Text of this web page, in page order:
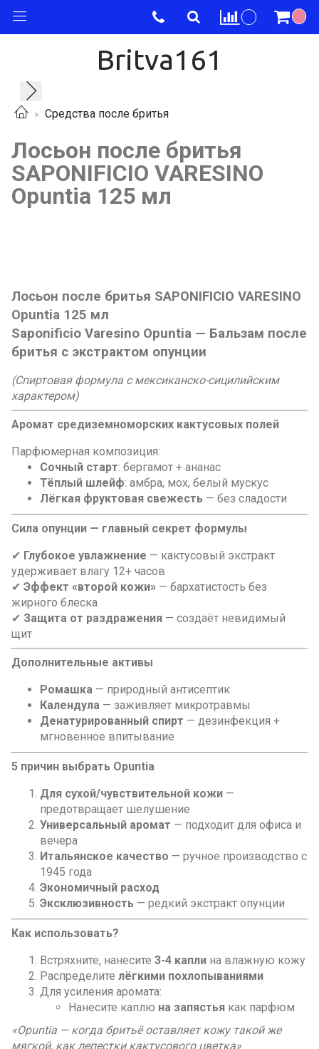
Britva161
Средства после бритья
Лосьон после бритья
SAPONIFICIO VARESINO
Opuntia 125 мл
Лосьон после бритья SAPONIFICIO VARESINO
Opuntia 125 мл
Saponificio Varesino Opuntia — Бальзам после
бритья с экстрактом опунции
(Спиртовая формула с мексиканско-сицилийским
характером)
Аромат средиземноморских кактусовых полей
Парфюмерная композиция:
Сочный старт: бергамот + ананас
Тёплый шлейф: амбра, мох, белый мускус
Лёгкая фруктовая свежесть — без сладости
Сила опунции — главный секрет формулы
✔ Глубокое увлажнение — кактусовый экстракт
удерживает влагу 12+ часов
✔ Эффект «второй кожи» — бархатистость без
жирного блеска
✔ Защита от раздражения — создаёт невидимый
щит
Дополнительные активы
Ромашка — природный антисептик
Календула — заживляет микротравмы
Денатурированный спирт — дезинфекция +
мгновенное впитывание
5 причин выбрать Opuntia
Для сухой/чувствительной кожи —
предотвращает шелушение
Универсальный аромат — подходит для офиса и
вечера
Итальянское качество — ручное производство с
1945 года
Экономичный расход
Эксклюзивность — редкий экстракт опунции
Как использовать?
Встряхните, нанесите 3-4 капли на влажную кожу
Распределите лёгкими похлопываниями
Для усиления аромата:
Нанесите каплю на запястья как парфюм
«Opuntia — когда бритьё оставляет кожу такой же
мягкой, как лепестки кактусового цветка»